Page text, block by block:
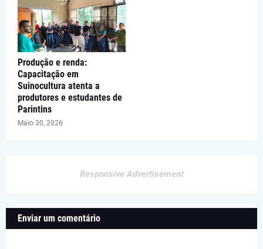
Produção e renda:
Capacitação em
Suinocultura atenta a
produtores e estudantes de
Parintins
Maio 30, 2026
Responsive Advertisement
Enviar um comentário